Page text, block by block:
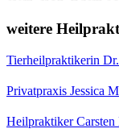
weitere
Tierheilpraktikerin
Privatpraxis Jessica
Heilpraktiker Carsten